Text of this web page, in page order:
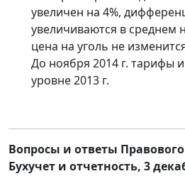
увеличен на 4%,
увеличиваются в среднем
цена на уголь не
До ноября 2014 г. тарифы и
уровне 2013 г.
Вопросы и ответы
Бухучет и отчетность, 3